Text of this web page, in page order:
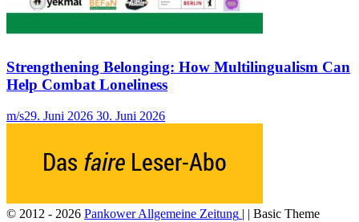
Strengthening Belonging: How Multilingualism Can
Help Combat Loneliness
m/s29. Juni 2026 30. Juni 2026
© 2012 - 2026 Pankower Allgemeine Zeitung | | Basic Theme